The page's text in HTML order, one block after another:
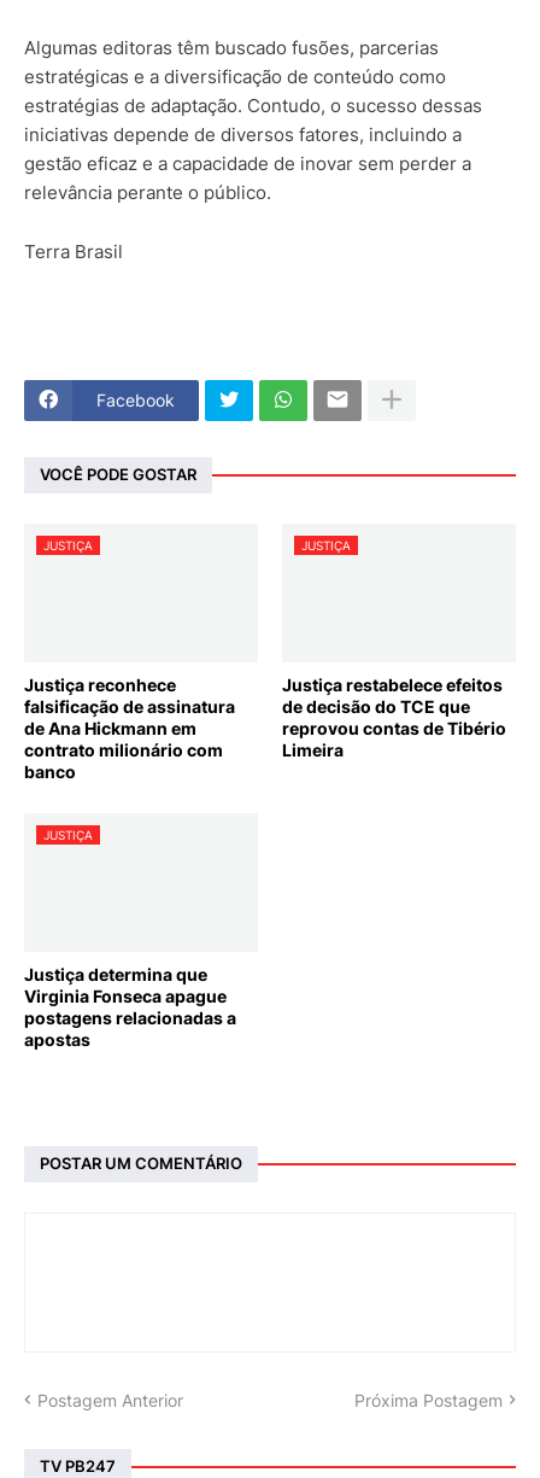
Algumas editoras têm buscado fusões, parcerias
estratégicas e a diversificação de conteúdo como
estratégias de adaptação. Contudo, o sucesso dessas
iniciativas depende de diversos fatores, incluindo a
gestão eficaz e a capacidade de inovar sem perder a
relevância perante o público.
Terra Brasil
Facebook
VOCÊ PODE GOSTAR
JUSTIÇA
Justiça reconhece
falsificação de assinatura
de Ana Hickmann em
contrato milionário com
banco
JUSTIÇA
Justiça restabelece efeitos
de decisão do TCE que
reprovou contas de Tibério
Limeira
JUSTIÇA
Justiça determina que
Virginia Fonseca apague
postagens relacionadas a
apostas
POSTAR UM COMENTÁRIO
Postagem Anterior Próxima Postagem
TV PB247